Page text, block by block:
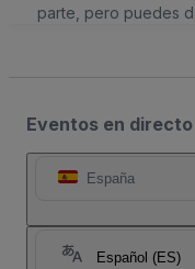
parte, pero puedes
Eventos en
España
Español (ES)